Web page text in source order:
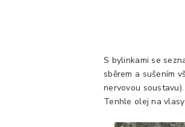
S bylinkami se
sběrem a sušením
nervovou soustavu).
Tenhle olej na